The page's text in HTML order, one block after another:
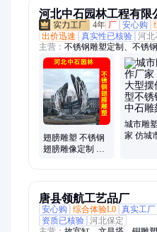
河北中石园林工程有限
4年 厂 安心购
出价迅速
真实性已核验 河北
主营： 不锈钢雕塑定制、不锈
塑、不锈钢雕塑定做、不锈钢
钢景观雕塑、不锈钢动物雕塑
塑、不锈钢广场雕塑、不锈钢
钢酒店雕塑、不锈钢城市雕塑
塑、大型不锈钢雕塑、不锈钢
钢校园雕塑、不锈钢学校雕塑
塑、不锈钢水滴雕塑
翅膀雕塑 不锈钢
翅膀雕像定制 仿
城市雕
家 仿城
唐县领航工艺品厂
安心购
综合体验L0 真实工厂
资质已核验 河北保定